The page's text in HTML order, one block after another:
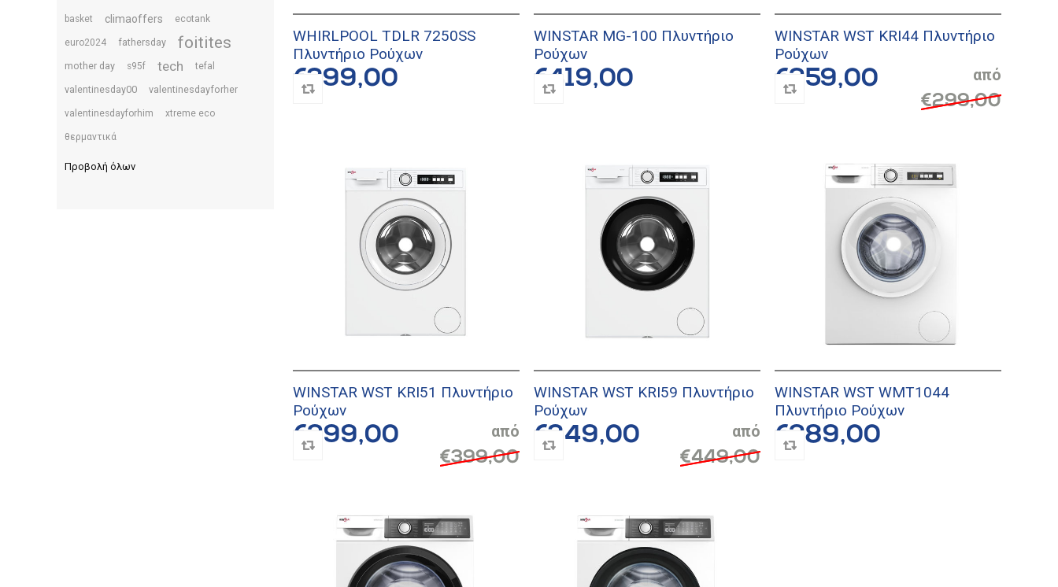
WHIRLPOOL TDLR 7250SS
Πλυντήριο Ρούχων
€399,00
WINSTAR MG-100 Πλυντήριο
Ρούχων
€419,00
WINSTAR WST KRI44 Πλυντήριο
Ρούχων
€259,00
€299,00
WINSTAR WST KRI51 Πλυντήριο
Ρούχων
€299,00
€399,00
WINSTAR WST KRI59 Πλυντήριο
Ρούχων
€349,00
€449,00
WINSTAR WST WMT1044
Πλυντήριο Ρούχων
€289,00
basket climaoffers ecotank
euro2024 fathersday foitites
mother day s95f tech tefal
valentinesday00 valentinesdayforher
valentinesdayforhim xtreme eco
θερμαντικά
Προβολή όλων